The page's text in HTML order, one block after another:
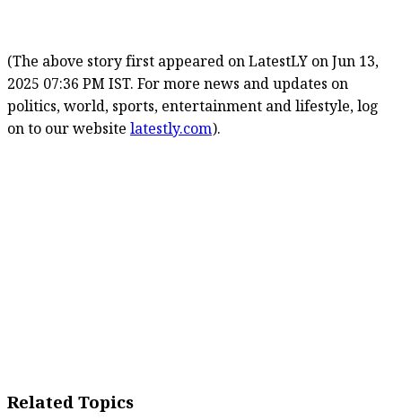
(The above story first appeared on LatestLY on Jun 13,
2025 07:36 PM IST. For more news and updates on
politics, world, sports, entertainment and lifestyle, log
on to our website latestly.com).
Related Topics